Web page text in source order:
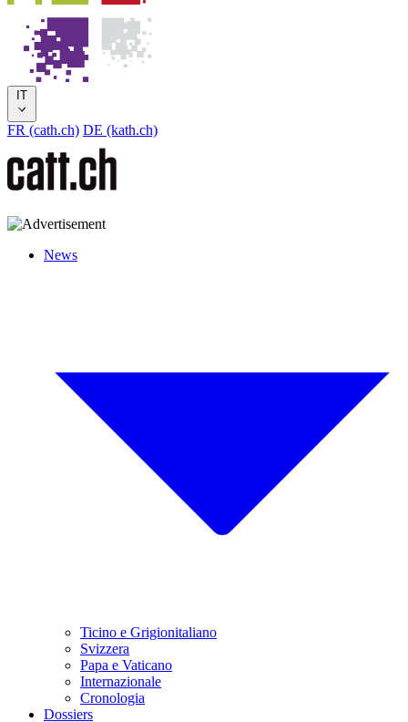
IT
FR (cath.ch) DE (kath.ch)
News
Ticino e Grigionitaliano
Svizzera
Papa e Vaticano
Internazionale
Cronologia
Dossiers